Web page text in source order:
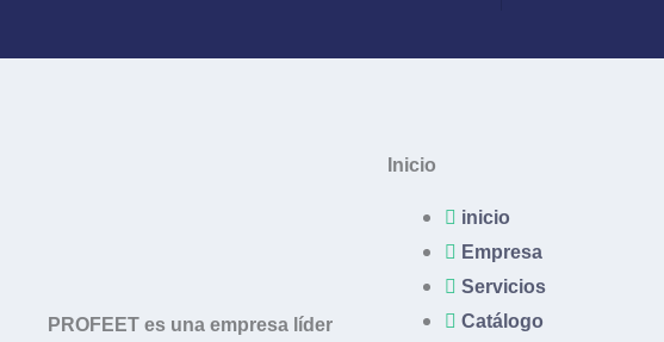
PROFEET es una empresa líder
Inicio
inicio
Empresa
Servicios
Catálogo